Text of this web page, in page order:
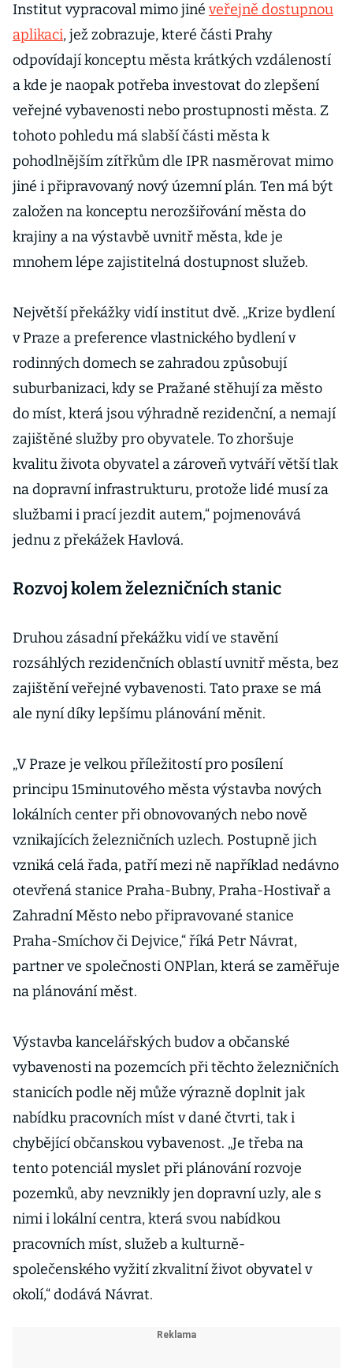
Institut vypracoval mimo jiné veřejně dostupnou
aplikaci, jež zobrazuje, které části Prahy
odpovídají konceptu města krátkých vzdáleností
a kde je naopak potřeba investovat do zlepšení
veřejné vybavenosti nebo prostupnosti města. Z
tohoto pohledu má slabší části města k
pohodlnějším zítřkům dle IPR nasměrovat mimo
jiné i připravovaný nový územní plán. Ten má být
založen na konceptu nerozšiřování města do
krajiny a na výstavbě uvnitř města, kde je
mnohem lépe zajistitelná dostupnost služeb.
Největší překážky vidí institut dvě. „Krize bydlení
v Praze a preference vlastnického bydlení v
rodinných domech se zahradou způsobují
suburbanizaci, kdy se Pražané stěhují za město
do míst, která jsou výhradně rezidenční, a nemají
zajištěné služby pro obyvatele. To zhoršuje
kvalitu života obyvatel a zároveň vytváří větší tlak
na dopravní infrastrukturu, protože lidé musí za
službami i prací jezdit autem,“ pojmenovává
jednu z překážek Havlová.
Rozvoj kolem železničních stanic
Druhou zásadní překážku vidí ve stavění
rozsáhlých rezidenčních oblastí uvnitř města, bez
zajištění veřejné vybavenosti. Tato praxe se má
ale nyní díky lepšímu plánování měnit.
„V Praze je velkou příležitostí pro posílení
principu 15minutového města výstavba nových
lokálních center při obnovovaných nebo nově
vznikajících železničních uzlech. Postupně jich
vzniká celá řada, patří mezi ně například nedávno
otevřená stanice Praha-Bubny, Praha-Hostivař a
Zahradní Město nebo připravované stanice
Praha-Smíchov či Dejvice,“ říká Petr Návrat,
partner ve společnosti ONPlan, která se zaměřuje
na plánování měst.
Výstavba kancelářských budov a občanské
vybavenosti na pozemcích při těchto železničních
stanicích podle něj může výrazně doplnit jak
nabídku pracovních míst v dané čtvrti, tak i
chybějící občanskou vybavenost. „Je třeba na
tento potenciál myslet při plánování rozvoje
pozemků, aby nevznikly jen dopravní uzly, ale s
nimi i lokální centra, která svou nabídkou
pracovních míst, služeb a kulturně-
společenského vyžití zkvalitní život obyvatel v
okolí,“ dodává Návrat.